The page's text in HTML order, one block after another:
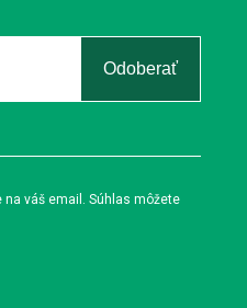
Odoberať
váš email. Súhlas môžete